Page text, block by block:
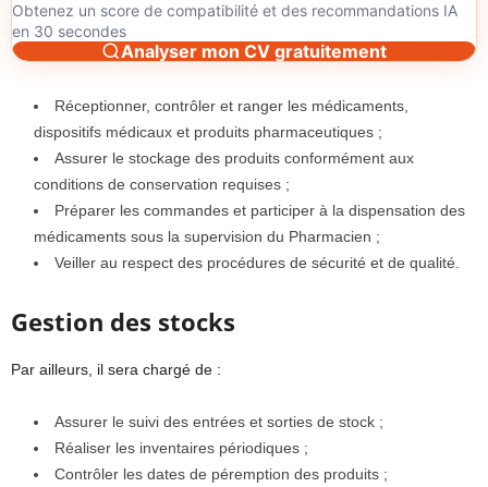
Obtenez un score de compatibilité et des recommandations IA
en 30 secondes
Analyser mon CV gratuitement
Réceptionner, contrôler et ranger les médicaments,
dispositifs médicaux et produits pharmaceutiques ;
Assurer le stockage des produits conformément aux
conditions de conservation requises ;
Préparer les commandes et participer à la dispensation des
médicaments sous la supervision du Pharmacien ;
Veiller au respect des procédures de sécurité et de qualité.
Gestion des stocks
Par ailleurs, il sera chargé de :
Assurer le suivi des entrées et sorties de stock ;
Réaliser les inventaires périodiques ;
Contrôler les dates de péremption des produits ;